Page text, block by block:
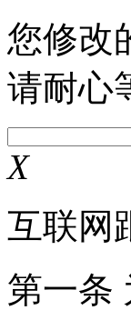
您修改
请耐心
X
互联网
第一条